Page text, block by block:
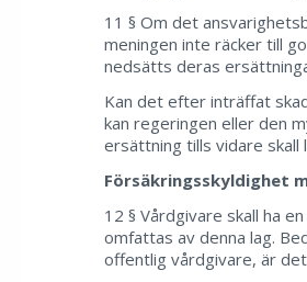
11 § Om det
meningen inte räcker till
nedsätts deras
Kan det efter inträffat
kan regeringen eller den
ersättning tills vidare skall
Försäkringsskyldighet
12 § Vårdgivare skall ha
omfattas av denna lag.
offentlig vårdgivare, är